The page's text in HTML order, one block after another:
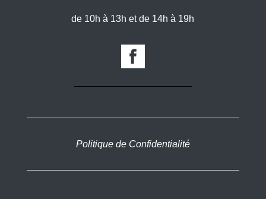
de 10h à 13h et de 14h à 19h
Politique de Confidentialité